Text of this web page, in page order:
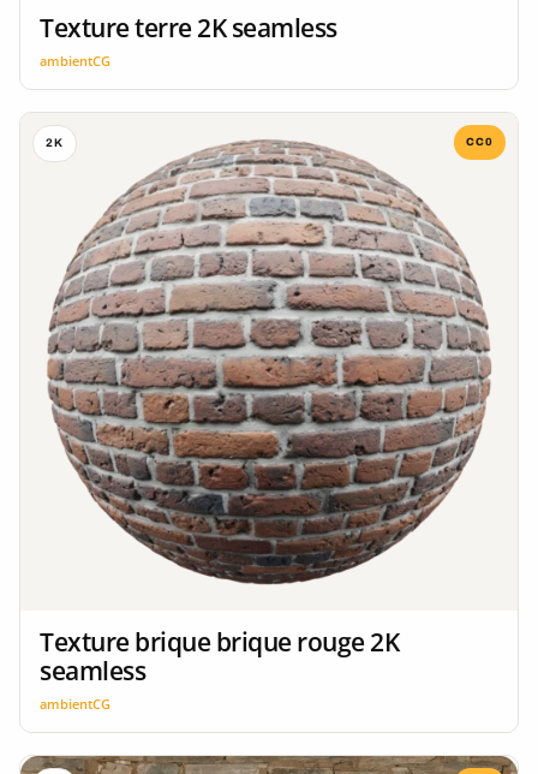
Texture terre 2K seamless
ambientCG
2K CC0
Texture brique brique rouge 2K
seamless
ambientCG